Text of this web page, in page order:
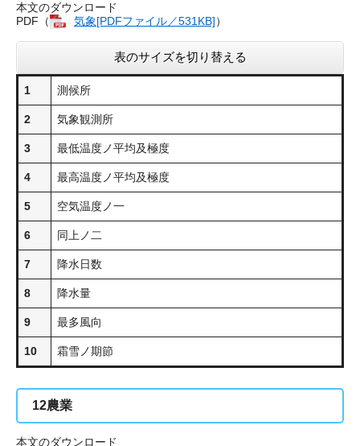
本文のダウンロード
PDF（
気象[PDFファイル／531KB]​）
表のサイズを切り替える
1 測候所
2 気象観測所
3 最低温度ノ平均及極度
4 最高温度ノ平均及極度
5 空気温度ノ一
6 同上ノ二
7 降水日数
8 降水量
9 最多風向
10 霜雪ノ期節
12農業
本文のダウンロード